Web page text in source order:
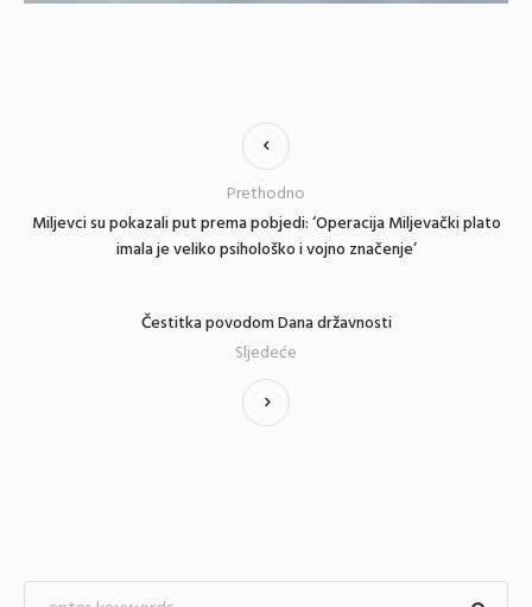
Miljevci su pokazali put prema pobjedi: ‘Operacija Miljevački plato
imala je veliko psihološko i vojno značenje’
Prethodno
Čestitka povodom Dana državnosti
Sljedeće